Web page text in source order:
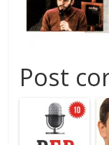
Post